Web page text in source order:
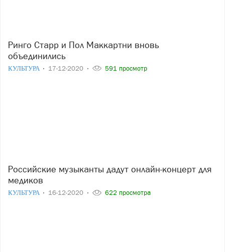
Ринго Старр и Пол Маккартни вновь
объединились
КУЛЬТУРА 17-12-2020 591 просмотр
Российские музыканты дадут онлайн-концерт для
медиков
КУЛЬТУРА 16-12-2020 622 просмотра